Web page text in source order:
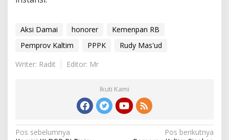
Aksi Damai honorer
Kemenpan RB
Pemprov Kaltim
PPPK
Rudy Mas'ud
Writer: Radit
Editor: Mr
Ikuti Kami
Navigasi
Pos sebelumnya
Pos berikutnya